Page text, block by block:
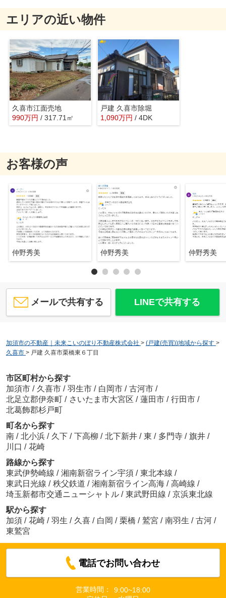
エリアの近い物件
久喜市江面売地
990万円 / 317.71㎡
戸建 久喜市除堀
1,090万円 / 4DK
お客様の声
仲野秀美 仲野秀美 仲野秀美
メールで共有する LINEで共有する
加須市の不動産｜未来こいのぼり不動産株式会社 > (戸建(売買))地域から探す >
久喜市 > 戸建 久喜市栗橋東６丁目
市区町村から探す
加須市 / 久喜市 / 羽生市 / 白岡市 / 古河市 /
北足立郡伊奈町 / さいたま市大宮区 / 蓮田市 / 行田市 /
北葛飾郡杉戸町
町名から探す
南 / 北小浜 / 久下 / 下高柳 / 北下新井 / 東 / 多門寺 / 旗井 /
川口 / 花崎
路線から探す
東武伊勢崎線 / 湘南新宿ライン宇須 / 東北本線 /
東武日光線 / 秩父鉄道 / 湘南新宿ライン高海 / 高崎線 /
埼玉新都市交通ニューシャトル / 東武野田線 / 京浜東北線
駅から探す
加須 / 花崎 / 羽生 / 久喜 / 白岡 / 栗橋 / 鷲宮 / 南羽生 / 古河 /
東鷲宮
電話でお問い合わせ
営業時間：
9:00~18:00